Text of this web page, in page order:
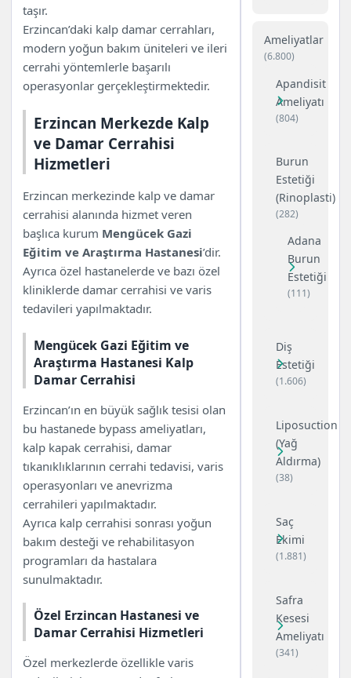
Erzincan İlçelerinde Kalp ve
Damar Cerrahisi Hizmetleri
Kalp ve Damar Cerrahisinde
Tedavi Edilen Başlıca
Modern Kalp ve Damar
Cerrahisi Yöntemleri
Ameliyat Merkezi Ekibi Ne
Sık Sorulan Sorular
taşır.
Erzincan’daki kalp damar cerrahları,
modern yoğun bakım üniteleri ve ileri
cerrahi yöntemlerle başarılı
operasyonlar gerçekleştirmektedir.
Erzincan Merkezde Kalp
ve Damar Cerrahisi
Hizmetleri
Erzincan merkezinde kalp ve damar
cerrahisi alanında hizmet veren
başlıca kurum Mengücek Gazi
Eğitim ve Araştırma Hastanesi’dir.
Ayrıca özel hastanelerde ve bazı özel
kliniklerde damar cerrahisi ve varis
tedavileri yapılmaktadır.
Mengücek Gazi Eğitim ve
Araştırma Hastanesi Kalp
Damar Cerrahisi
Erzincan’ın en büyük sağlık tesisi olan
bu hastanede bypass ameliyatları,
kalp kapak cerrahisi, damar
tıkanıklıklarının cerrahi tedavisi, varis
operasyonları ve anevrizma
cerrahileri yapılmaktadır.
Ayrıca kalp cerrahisi sonrası yoğun
bakım desteği ve rehabilitasyon
programları da hastalara
sunulmaktadır.
Özel Erzincan Hastanesi ve
Damar Cerrahisi Hizmetleri
Özel merkezlerde özellikle varis
Ameliyatlar
(6.800)
Apandisit
Ameliyatı
(804)
Burun
Estetiği
(Rinoplasti)
(282)
Adana
Burun
Estetiği
(111)
Diş
Estetiği
(1.606)
Liposuction
(Yağ
Aldırma)
(38)
Saç
Ekimi
(1.881)
Safra
Kesesi
Ameliyatı
(341)